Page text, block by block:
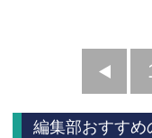
へ
編集部おすすめ